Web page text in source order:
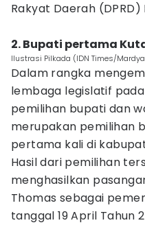
Rakyat Daerah
2. Bupati pertama
Ilustrasi Pilkada (IDN Times/
Dalam rangka
lembaga legislatif
pemilihan bupati dan
merupakan pemilihan
pertama kali di
Hasil dari pemilihan
menghasilkan
Thomas sebagai
tanggal 19 April Tahun